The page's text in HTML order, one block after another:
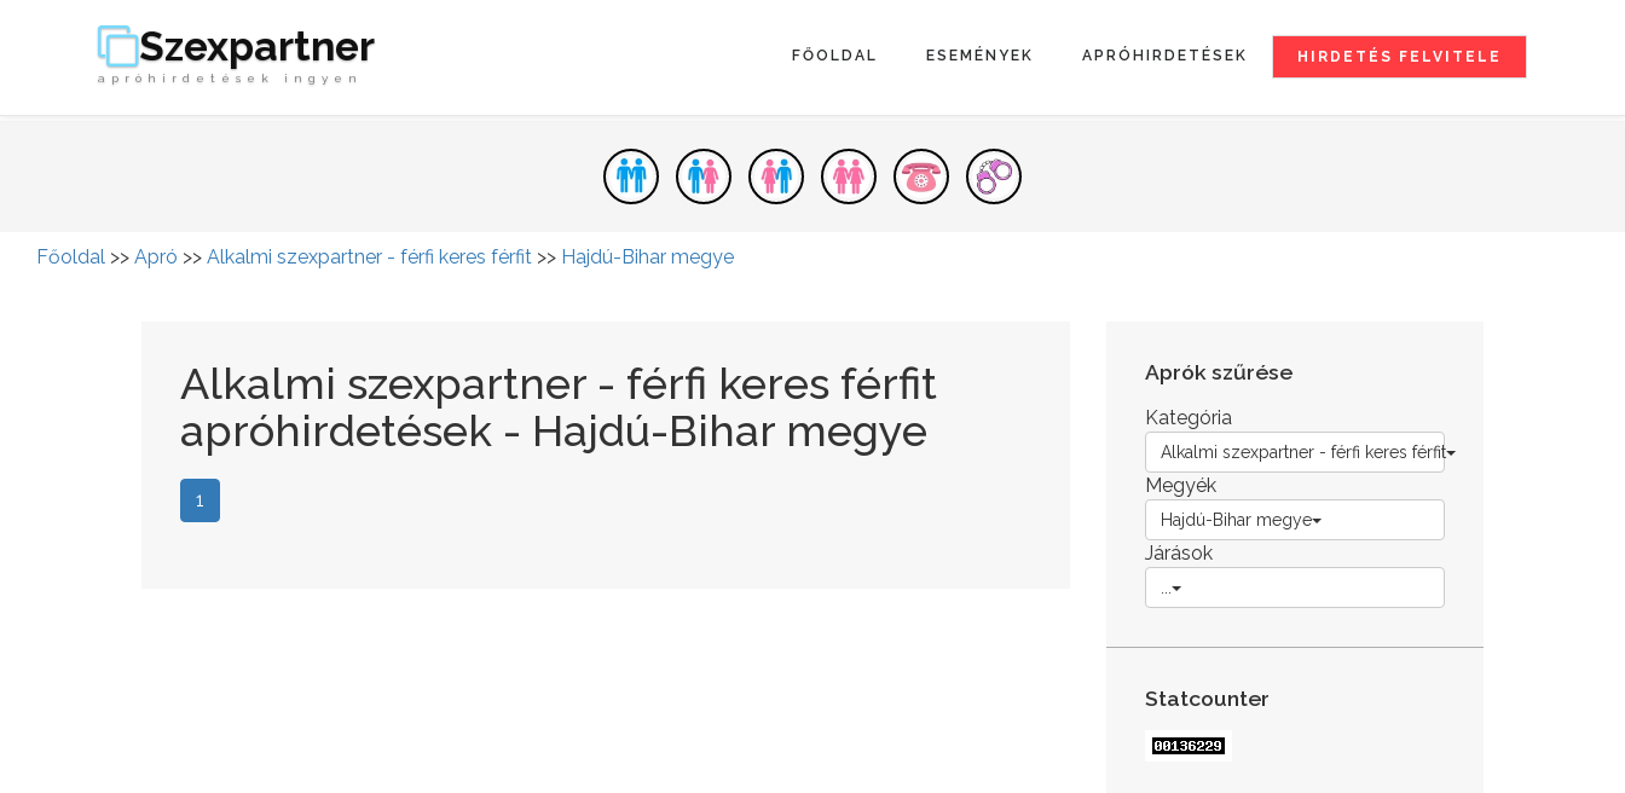
Szexpartner
apróhirdetések ingyen
HIRDETÉS FELVITELE
FŐOLDAL ESEMÉNYEK APRÓHIRDETÉSEK
Főoldal >> Apró >> Alkalmi szexpartner - férfi keres férfit >> Hajdú-Bihar megye
Alkalmi szexpartner - férfi keres férfit
apróhirdetések - Hajdú-Bihar megye
1
Aprók szűrése
Kategória
Alkalmi szexpartner - férfi keres férfit
Megyék
Hajdú-Bihar megye
Járások
Statcounter